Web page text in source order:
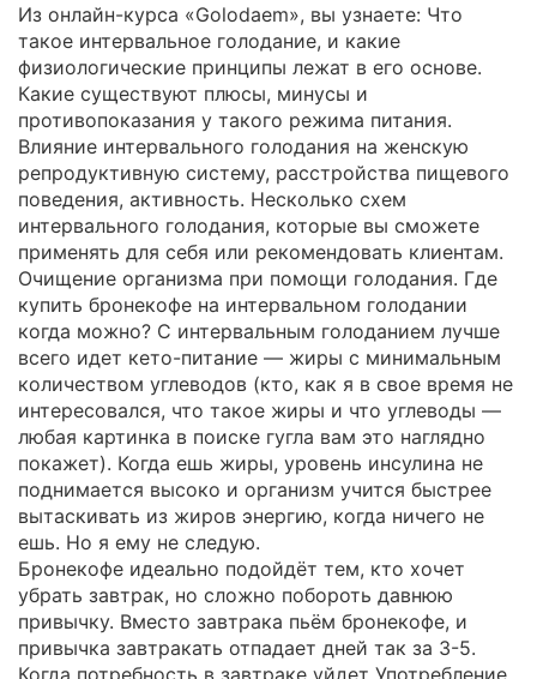
Из онлайн-курса «Golodaem», вы узнаете: Что
такое интервальное голодание, и какие
физиологические принципы лежат в его основе.
Какие существуют плюсы, минусы и
противопоказания у такого режима питания.
Влияние интервального голодания на женскую
репродуктивную систему, расстройства пищевого
поведения, активность. Несколько схем
интервального голодания, которые вы сможете
применять для себя или рекомендовать клиентам.
Очищение организма при помощи голодания. Где
купить бронекофе на интервальном голодании
когда можно? С интервальным голоданием лучше
всего идет кето-питание — жиры с минимальным
количеством углеводов (кто, как я в свое время не
интересовался, что такое жиры и что углеводы —
любая картинка в поиске гугла вам это наглядно
покажет). Когда ешь жиры, уровень инсулина не
поднимается высоко и организм учится быстрее
вытаскивать из жиров энергию, когда ничего не
ешь. Но я ему не следую.
Бронекофе идеально подойдёт тем, кто хочет
убрать завтрак, но сложно побороть давнюю
привычку. Вместо завтрака пьём бронекофе, и
привычка завтракать отпадает дней так за 3-5.
Когда потребность в завтраке уйдет Употребление